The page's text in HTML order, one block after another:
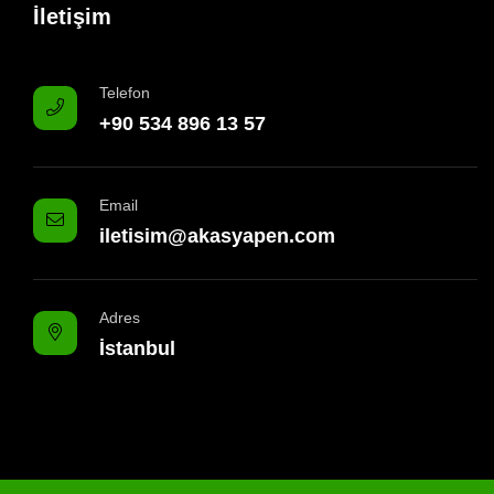
İletişim
Telefon
+90 534 896 13 57
Email
iletisim@akasyapen.com
Adres
İstanbul